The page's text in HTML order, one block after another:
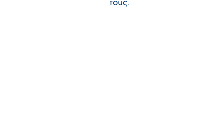
τους.